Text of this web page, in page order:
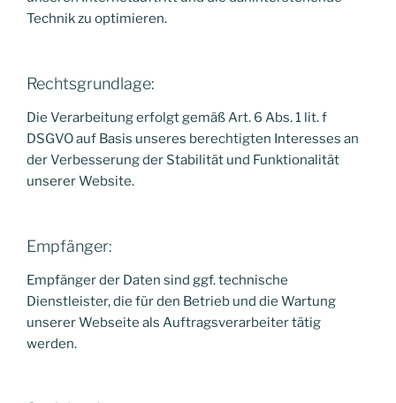
Technik zu optimieren.
Rechtsgrundlage:
Die Verarbeitung erfolgt gemäß Art. 6 Abs. 1 lit. f
DSGVO auf Basis unseres berechtigten Interesses an
der Verbesserung der Stabilität und Funktionalität
unserer Website.
Empfänger:
Empfänger der Daten sind ggf. technische
Dienstleister, die für den Betrieb und die Wartung
unserer Webseite als Auftragsverarbeiter tätig
werden.